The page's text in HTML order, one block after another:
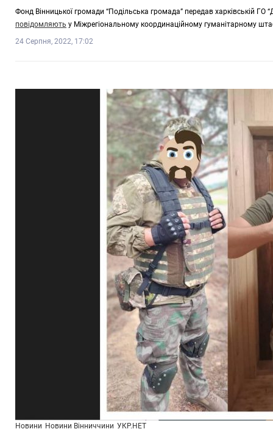
Фонд Вінницької громади “Подільська громада” передав харківській ГО
повідомляють у Міжрегіональному координаційному гуманітарному
24 Серпня, 2022, 17:02
Новини Новини Вінниччини УКР.НЕТ